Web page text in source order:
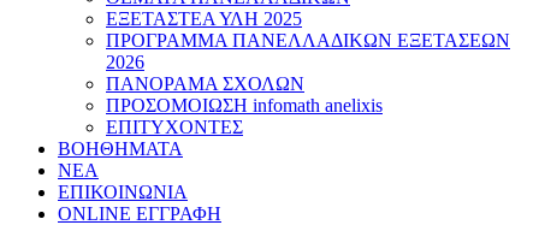
ΕΞΕΤΑΣΤΕΑ ΥΛΗ 2025
ΠΡΟΓΡΑΜΜΑ ΠΑΝΕΛΛΑΔΙΚΩΝ ΕΞΕΤΑΣΕΩΝ
2026
ΠΑΝΟΡΑΜΑ ΣΧΟΛΩΝ
ΠΡΟΣΟΜΟΙΩΣΗ infomath anelixis
ΕΠΙΤΥΧΟΝΤΕΣ
ΒΟΗΘΗΜΑΤΑ
ΝΕΑ
ΕΠΙΚΟΙΝΩΝΙΑ
ONLINE ΕΓΓΡΑΦΗ